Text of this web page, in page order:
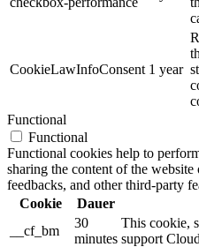
CookieLawInfoConsent 1 year
Functional
Functional
Functional cookies help to
sharing the content of the
feedbacks, and other third-party
Cookie
Dauer
__cf_bm
30
minutes
This cookie,
support